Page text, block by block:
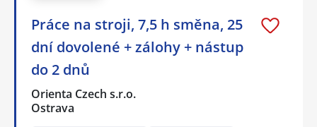
Práce na stroji, 7,5 h směna, 25
dní dovolené + zálohy + nástup
do 2 dnů
Orienta Czech s.r.o.
Ostrava